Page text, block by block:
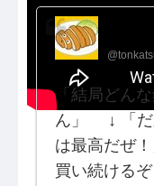
「結局どん
ん」 ↓ 「だ
は最高だぜ
買い続け